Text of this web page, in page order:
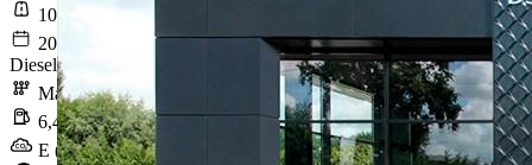
108 361 km
2021-07-02
Diesel
Manuelle
6,4 l/100km
E (168 g/km)